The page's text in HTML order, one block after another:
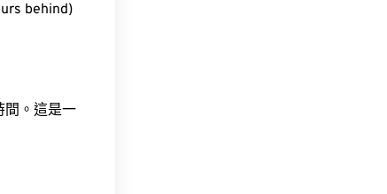
behind)
間。這是一